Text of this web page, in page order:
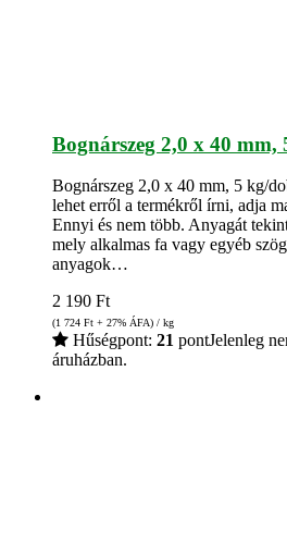
Bognárszeg 2,0 x 40 mm,
Bognárszeg 2,0 x 40 mm, 5 kg/
lehet erről a termékről írni, adja
Ennyi és nem több. Anyagát
mely alkalmas fa vagy egyéb
anyagok…
2 190 Ft
(1 724 Ft + 27% ÁFA) / kg
Hűségpont: 21 pontJelenleg
áruházban.